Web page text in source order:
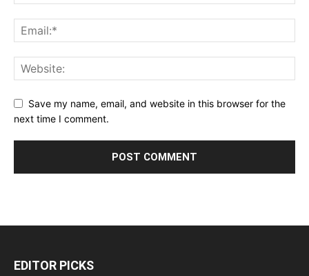
Save my name, email, and website in this browser for the
next time I comment.
EDITOR PICKS